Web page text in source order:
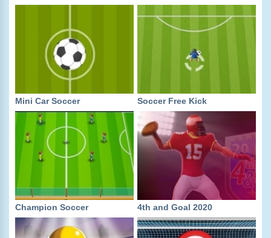
Mini Car Soccer Soccer Free Kick
Champion Soccer 4th and Goal 2020